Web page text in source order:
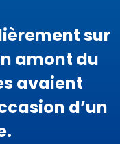
sur
amont du
avaient
d’un